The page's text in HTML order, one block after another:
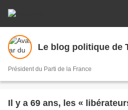
Le blog politique de
Président du Parti de la France
Il y a 69 ans, les «